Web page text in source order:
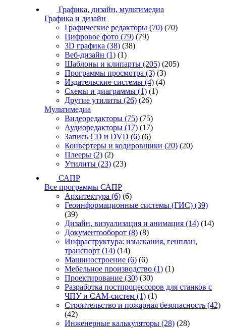
Графика, дизайн, мультимедиа
Графика и дизайн
Графические редакторы (70) (70)
Цифровое фото (79) (79)
3D графика (38) (38)
Веб-дизайн (1) (1)
Шаблоны и клипарты (205) (205)
Программы просмотра (3) (3)
Издательские системы (4) (4)
Схемы и диаграммы (1) (1)
Другие утилиты (26) (26)
Мультимедиа
Видеоредакторы (75) (75)
Аудиоредакторы (17) (17)
Запись CD и DVD (6) (6)
Конвертеры и кодировщики (20) (20)
Плееры (2) (2)
Утилиты (23) (23)
САПР
Все программы САПР
Архитектура (6) (6)
Геоинформационные системы (ГИС) (39)
(39)
Дизайн, визуализация и анимация (14) (14)
Документооборот (8) (8)
Инфраструктура: изыскания, генплан,
транспорт (14) (14)
Машиностроение (6) (6)
Мебельное производство (1) (1)
Проектирование (30) (30)
Разработка постпроцессоров для станков с
ЧПУ и CAM-систем (1) (1)
Строительство и пожарная безопасность (42)
(42)
Инженерные калькуляторы (28) (28)